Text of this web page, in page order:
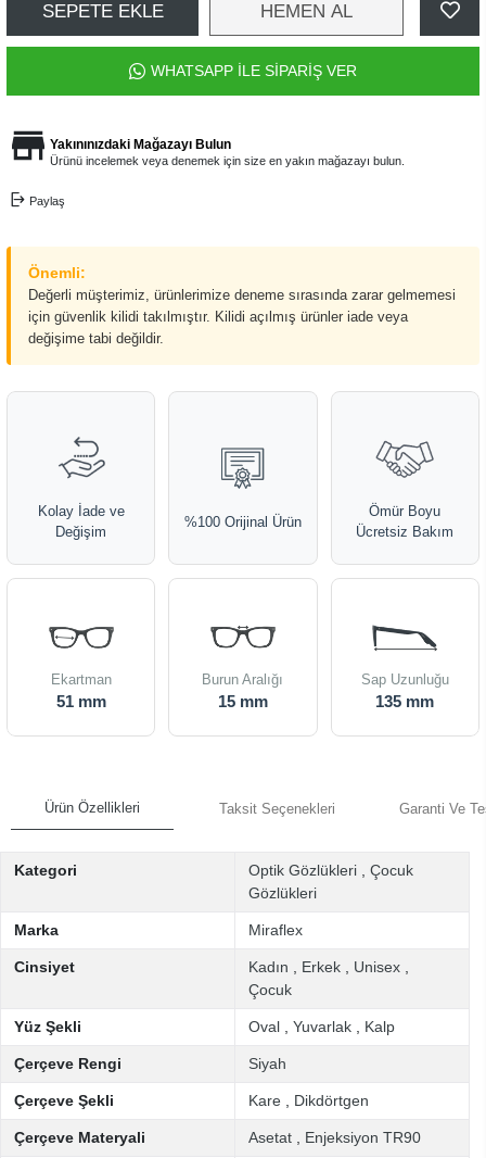
SEPETE EKLE HEMEN AL
WHATSAPP İLE SİPARİŞ VER
Yakınınızdaki Mağazayı Bulun
Ürünü incelemek veya denemek için size en yakın mağazayı bulun.
Paylaş
Önemli:
Değerli müşterimiz, ürünlerimize deneme sırasında zarar gelmemesi
için güvenlik kilidi takılmıştır. Kilidi açılmış ürünler iade veya
değişime tabi değildir.
Kolay İade ve
Değişim
%100 Orijinal Ürün
Ömür Boyu
Ücretsiz Bakım
Ekartman
51 mm
Burun Aralığı
15 mm
Sap Uzunluğu
135 mm
Ürün Özellikleri Taksit Seçenekleri Garanti Ve
Kategori Optik Gözlükleri
Çocuk
Gözlükleri
Marka Miraflex
Cinsiyet Kadın Erkek Unisex
Çocuk
Yüz Şekli Oval Yuvarlak Kalp
Çerçeve Rengi Siyah
Çerçeve Şekli Kare Dikdörtgen
Çerçeve Materyali Asetat Enjeksiyon TR90